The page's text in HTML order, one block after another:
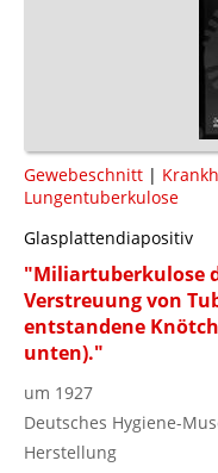
Gewebeschnitt |
Lungentuberkulose
Glasplattendiapositiv
"Miliartuberkulose
Verstreuung von
entstandene
unten)."
um 1927
Deutsches Hygiene-
Herstellung